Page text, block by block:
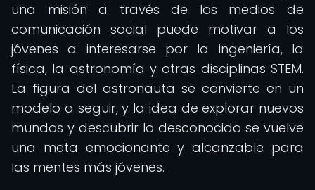
una misión a través de los medios de
comunicación social puede motivar a los
jóvenes a interesarse por la ingeniería, la
física, la astronomía y otras disciplinas STEM.
La figura del astronauta se convierte en un
modelo a seguir, y la idea de explorar nuevos
mundos y descubrir lo desconocido se vuelve
una meta emocionante y alcanzable para
las mentes más jóvenes.